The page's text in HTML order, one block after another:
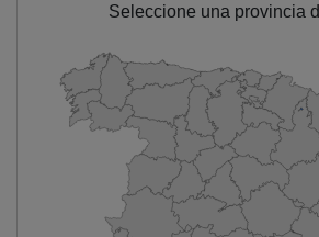
Seleccione una provincia